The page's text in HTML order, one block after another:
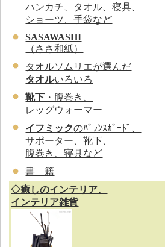
ハンカチ、タオル、寝具、
ショーツ、手袋など
SASAWASHI
（ささ和紙）
タオルソムリエが選んだ
タオルいろいろ
靴下 ・腹巻き、
レッグウォーマー
イフミックのﾊﾞﾗﾝｽｶﾞｰﾄﾞ、
サポーター、靴下、
腹巻き、寝具など
書 籍
◇癒しのインテリア、
インテリア雑貨